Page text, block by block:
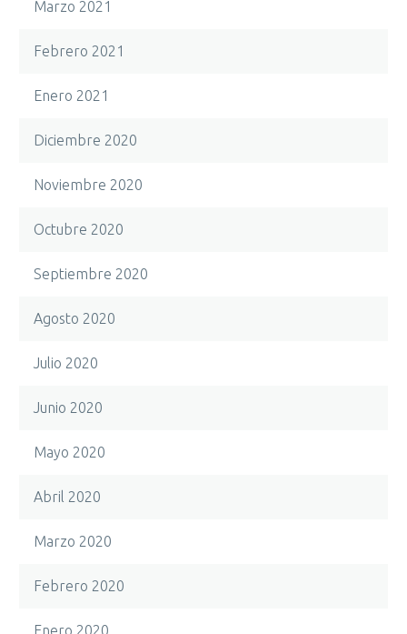
Marzo 2021
Febrero 2021
Enero 2021
Diciembre 2020
Noviembre 2020
Octubre 2020
Septiembre 2020
Agosto 2020
Julio 2020
Junio 2020
Mayo 2020
Abril 2020
Marzo 2020
Febrero 2020
Enero 2020